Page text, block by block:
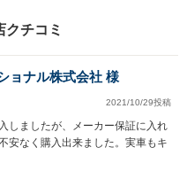
クチコミ
ョナル株式会社 様
2021/10/29投稿
しましたが、メーカー保証に入れ
安なく購入出来ました。実車もキ